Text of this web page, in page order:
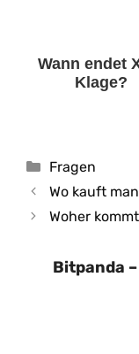
Wann endet
Klage?
Kategorien
Fragen
Wo kauft
Woher
Bitpanda